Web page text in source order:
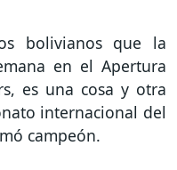
bolivianos que la
en el Apertura
es una cosa y otra
internacional del
campeón.